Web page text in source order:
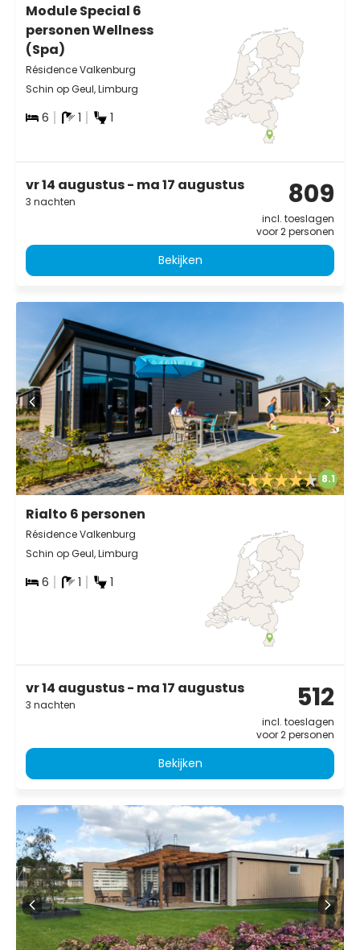
Module Special 6
personen Wellness
(Spa)
Résidence Valkenburg
Schin op Geul, Limburg
6 1 1
vr 14 augustus - ma 17 augustus
3 nachten 809
incl. toeslagen
voor 2 personen
Bekijken
8.1
Rialto 6 personen
Résidence Valkenburg
Schin op Geul, Limburg
6 1 1
vr 14 augustus - ma 17 augustus
3 nachten 512
incl. toeslagen
voor 2 personen
Bekijken